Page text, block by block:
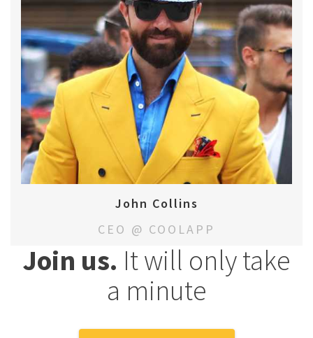
John Collins
CEO @ COOLAPP
Join us. It will only take
a minute